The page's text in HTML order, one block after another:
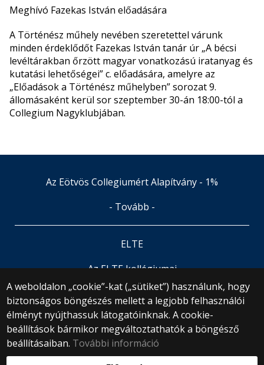
Meghívó Fazekas István előadására
A Történész műhely nevében szeretettel várunk
minden érdeklődőt Fazekas István tanár úr „A bécsi
levéltárakban őrzött magyar vonatkozású iratanyag és
kutatási lehetőségei” c. előadására, amelyre az
„Előadások a Történész műhelyben” sorozat 9.
állomásaként kerül sor szeptember 30-án 18:00-tól a
Collegium Nagyklubjában.
A weboldalon „cookie”-kat („sütiket”) használunk, hogy
biztonságos böngészés mellett a legjobb felhasználói
élményt nyújthassuk látogatóinknak. A cookie-
beállítások bármikor megváltoztathatók a böngésző
beállításaiban. További információ
Az Eötvös Collegiumért Alapítvány - 1%
- Tovább -
ELTE
Az ELTE kollégiumai
© 2025 Eötvös Loránd Tudományegyetem
Minden jog fenntartva.
1053 Budapest, Egyetem tér 1–3.
Központi telefonszám: +36 1 411 6500
Webfejlesztés: